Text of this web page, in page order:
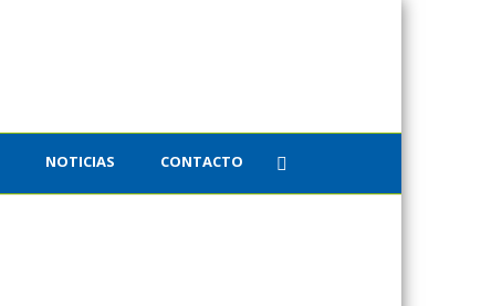
NOTICIAS CONTACTO